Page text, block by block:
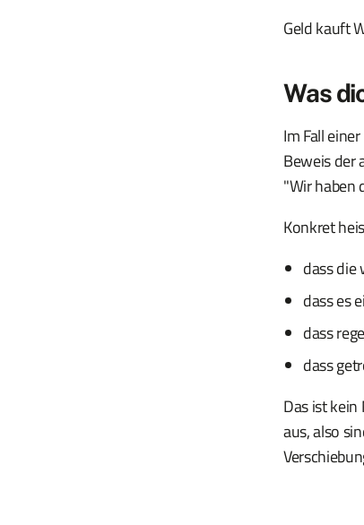
Geld kauft
Was
Im Fall
Beweis der
"Wir haben
Konkret
dass
dass es
dass
dass
Das ist
aus, also